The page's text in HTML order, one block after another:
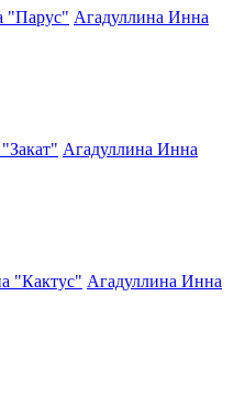
"Парус" Агадуллина Инна
Агадуллина Инна
"Кактус" Агадуллина Инна